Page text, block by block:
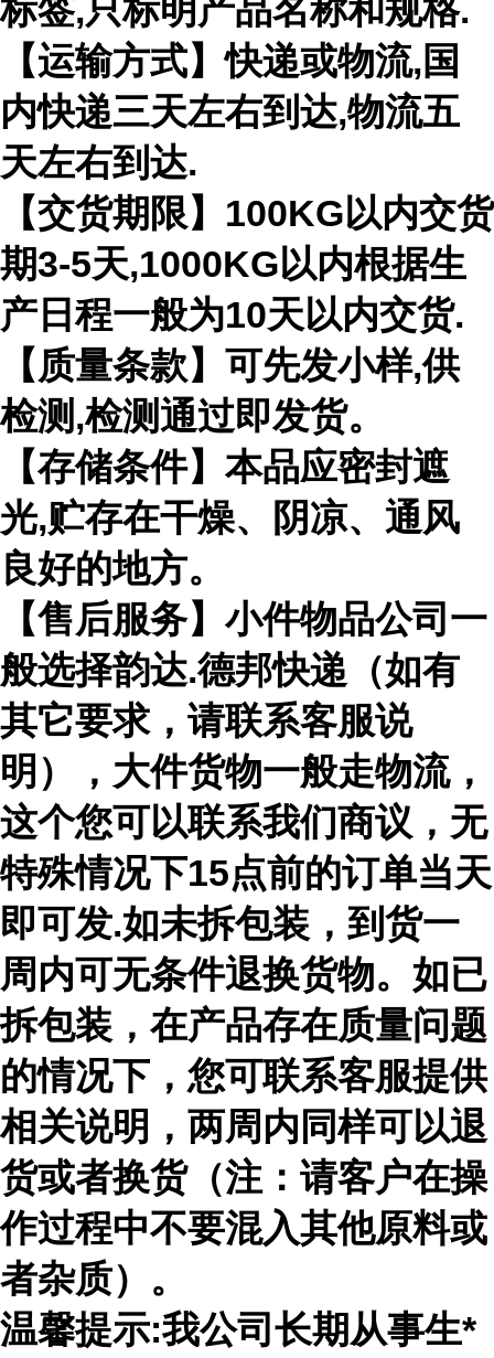
标签,只标明产品名称和规格.
【运输方式】快递或物流,国
内快递三天左右到达,物流五
天左右到达.
【交货期限】100KG以内交货
期3-5天,1000KG以内根据生
产日程一般为10天以内交货.
【质量条款】可先发小样,供
检测,检测通过即发货。
【存储条件】本品应密封遮
光,贮存在干燥、阴凉、通风
良好的地方。
【售后服务】小件物品公司一
般选择韵达.德邦快递（如有
其它要求，请联系客服说
明），大件货物一般走物流，
这个您可以联系我们商议，无
特殊情况下15点前的订单当天
即可发.如未拆包装，到货一
周内可无条件退换货物。如已
拆包装，在产品存在质量问题
的情况下，您可联系客服提供
相关说明，两周内同样可以退
货或者换货（注：请客户在操
作过程中不要混入其他原料或
者杂质）。
温馨提示:我公司长期从事生*